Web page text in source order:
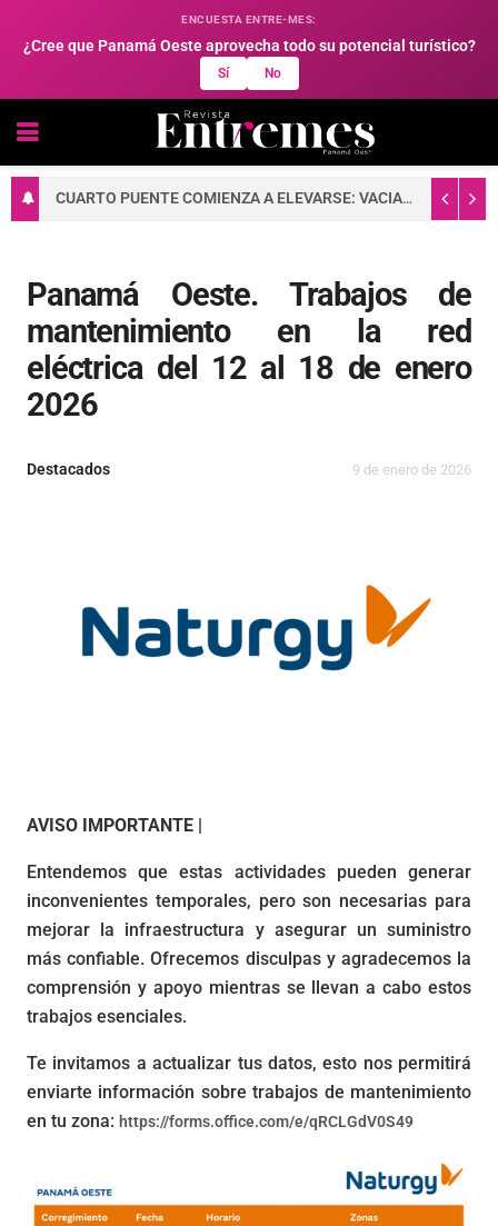
ENCUESTA ENTRE-MES:
¿Cree que Panamá Oeste aprovecha todo su potencial turístico?
Sí No
CUARTO PUENTE COMIENZA A ELEVARSE: VACIADO DE CONCRETO FORTALECE LA BASE DE UNA DE SUS TORRES PRINCIPALES
Panamá Oeste. Trabajos de
mantenimiento en la red
eléctrica del 12 al 18 de enero
2026
Destacados 9 de enero de 2026
AVISO IMPORTANTE |
Entendemos que estas actividades pueden generar
inconvenientes temporales, pero son necesarias para
mejorar la infraestructura y asegurar un suministro
más confiable. Ofrecemos disculpas y agradecemos la
comprensión y apoyo mientras se llevan a cabo estos
trabajos esenciales.
Te invitamos a actualizar tus datos, esto nos permitirá
enviarte información sobre trabajos de mantenimiento
en tu zona: https://forms.office.com/e/qRCLGdV0S49